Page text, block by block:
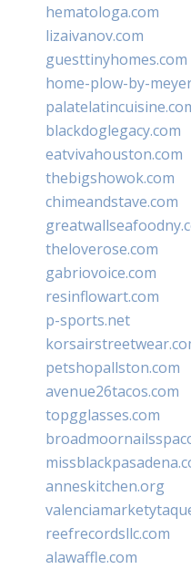
hematologa.com
lizaivanov.com
guesttinyhomes.com
home-plow-by-
blackdoglegacy.com
eatvivahouston.com
thebigshowok.com
chimeandstave.com
theloverose.com
gabriovoice.com
resinflowart.com
p-sports.net
petshopallston.com
avenue26tacos.com
topgglasses.com
anneskitchen.org
reefrecordsllc.com
alawaffle.com